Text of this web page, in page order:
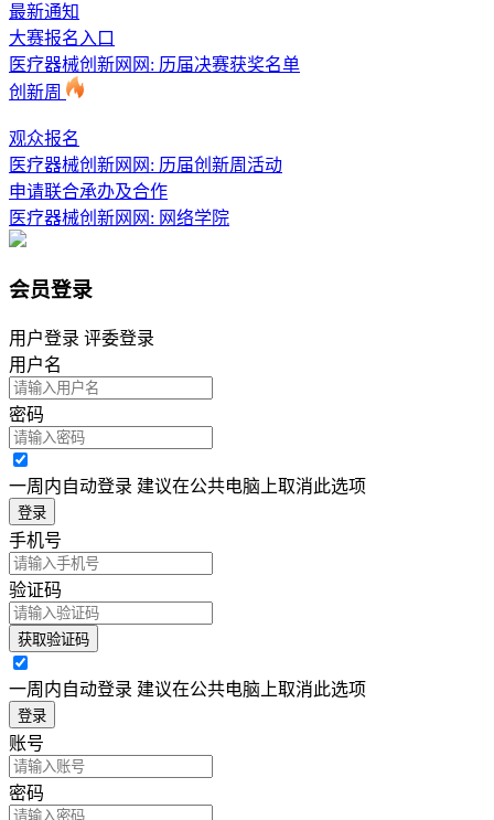
最新通知
大赛报名入口
医疗器械创新网网: 历届决赛获奖名单
创新周
观众报名
医疗器械创新网网: 历届创新周活动
申请联合承办及合作
医疗器械创新网网: 网络学院
会员登录
用户登录 评委登录
用户名
密码
一周内自动登录 建议在公共电脑上取消此选项
登录
手机号
验证码
获取验证码
一周内自动登录 建议在公共电脑上取消此选项
登录
账号
密码